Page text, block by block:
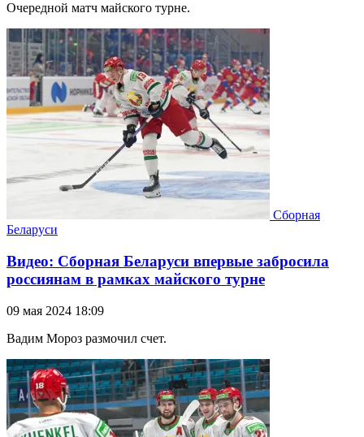
Очередной матч майского турне.
Сборная
Беларуси
Видео: Сборная Беларуси впервые забросила
россиянам в рамках майского турне
09 мая 2024 18:09
Вадим Мороз размочил счет.